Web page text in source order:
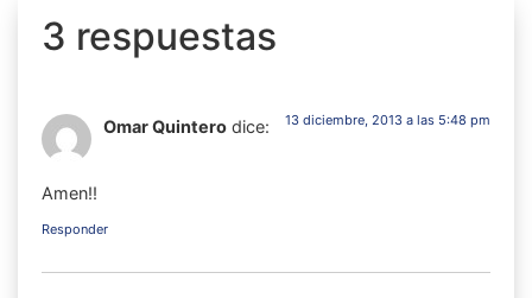
3 respuestas
Omar Quintero dice: 13 diciembre, 2013 a las 5:48 pm
Amen!!
Responder